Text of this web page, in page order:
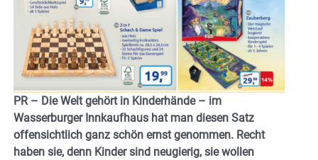
PR – Die Welt gehört in Kinderhände – im
Wasserburger Innkaufhaus hat man diesen Satz
offensichtlich ganz schön ernst genommen. Recht
haben sie, denn Kinder sind neugierig, sie wollen